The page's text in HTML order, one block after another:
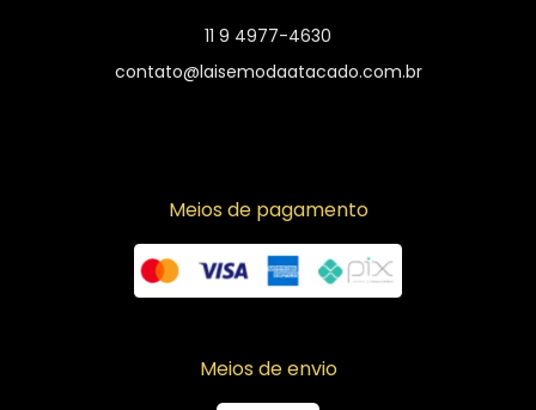
11 9 4977-4630
contato@laisemodaatacado.com.br
Meios de pagamento
Meios de envio